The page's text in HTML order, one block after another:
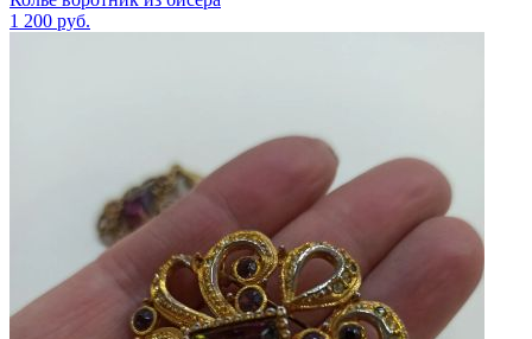
1 200 руб.